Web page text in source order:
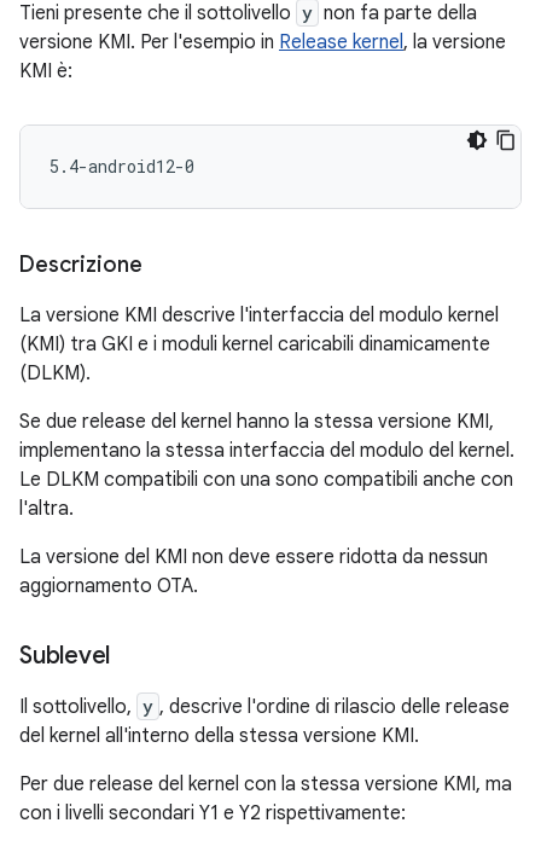
Tieni presente che il sottolivello y non fa parte della
versione KMI. Per l'esempio in Release kernel, la versione
KMI è:
Descrizione
La versione KMI descrive l'interfaccia del modulo kernel
(KMI) tra GKI e i moduli kernel caricabili dinamicamente
(DLKM).
Se due release del kernel hanno la stessa versione KMI,
implementano la stessa interfaccia del modulo del kernel.
Le DLKM compatibili con una sono compatibili anche con
l'altra.
La versione del KMI non deve essere ridotta da nessun
aggiornamento OTA.
Sublevel
Il sottolivello, y , descrive l'ordine di rilascio delle release
del kernel all'interno della stessa versione KMI.
Per due release del kernel con la stessa versione KMI, ma
con i livelli secondari Y1 e Y2 rispettivamente: